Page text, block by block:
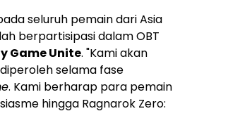
seluruh pemain dari Asia
berpartisipasi dalam OBT
Game Unite. "Kami akan
selama fase
. Kami berharap para pemain
hingga Ragnarok Zero: